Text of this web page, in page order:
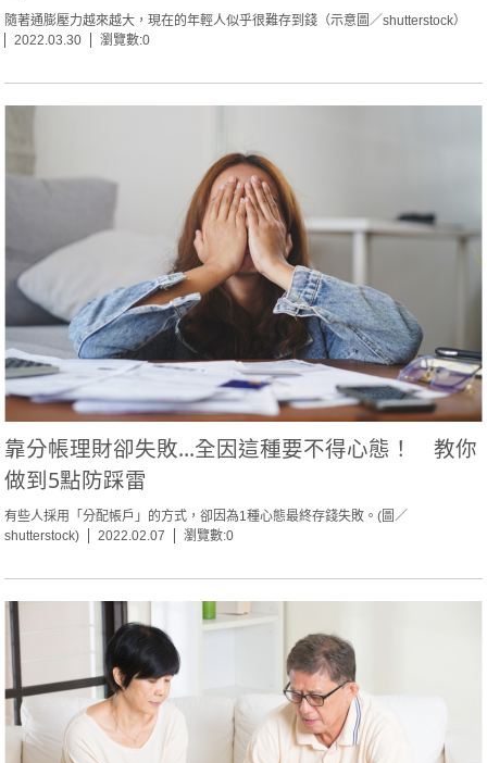
隨著通膨壓力越來越大，現在的年輕人似乎很難存到錢（示意圖／shutterstock）
2022.03.30
瀏覽數:0
靠分帳理財卻失敗...全因這種要不得心態！ 教你
做到5點防踩雷
有些人採用「分配帳戶」的方式，卻因為1種心態最終存錢失敗。(圖／
shutterstock)
2022.02.07 瀏覽數:0